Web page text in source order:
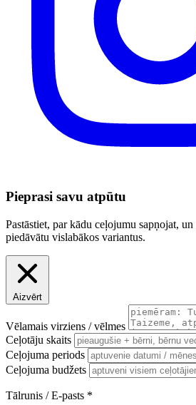
Pieprasi savu atpūtu
Pastāstiet, par kādu ceļojumu sapņojat, un
piedāvātu vislabākos variantus.
Aizvērt
Vēlamais virziens / vēlmes
Ceļotāju skaits
Ceļojuma periods
Ceļojuma budžets
Tālrunis / E-pasts *